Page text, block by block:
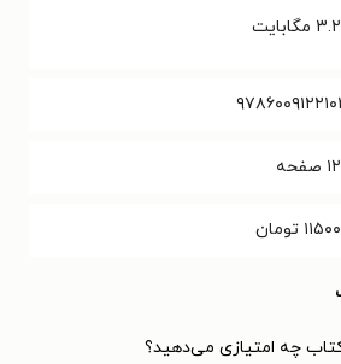
مگابایت
صفحه
تومان
چه امتیازی می‌دهید؟